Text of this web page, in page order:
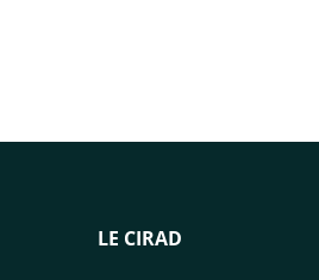
LE CIRAD